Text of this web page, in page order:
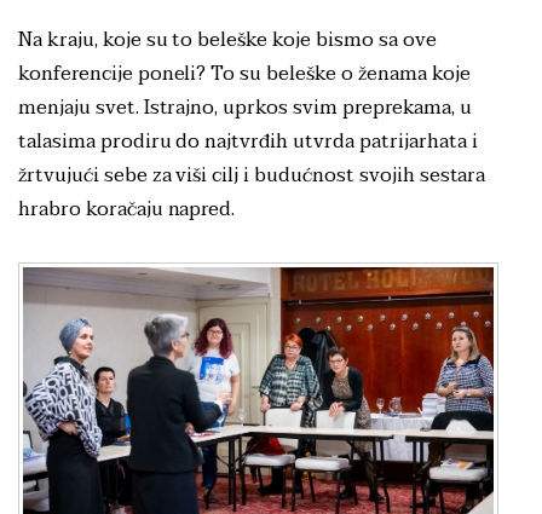
Na kraju, koje su to beleške koje bismo sa ove
konferencije poneli? To su beleške o ženama koje
menjaju svet. Istrajno, uprkos svim preprekama, u
talasima prodiru do najtvrđih utvrda patrijarhata i
žrtvujući sebe za viši cilj i budućnost svojih sestara
hrabro koračaju napred.